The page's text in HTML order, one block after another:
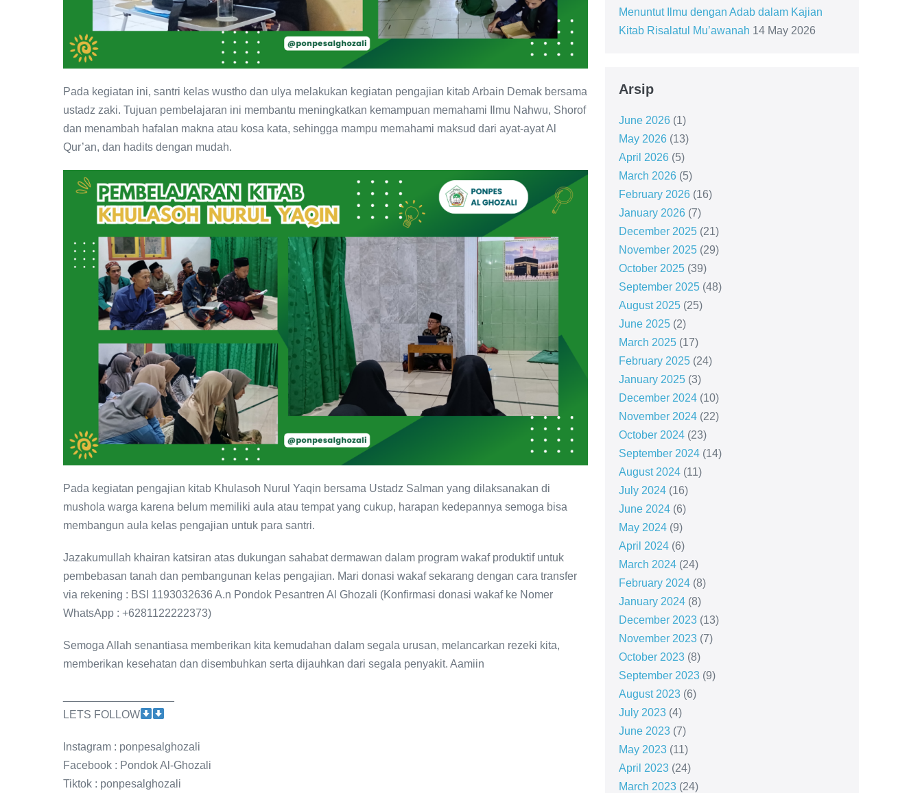
Pada kegiatan ini, santri kelas wustho dan ulya melakukan kegiatan pengajian kitab Arbain Demak bersama
ustadz zaki. Tujuan pembelajaran ini membantu meningkatkan kemampuan memahami Ilmu Nahwu, Shorof
dan menambah hafalan makna atau kosa kata, sehingga mampu memahami maksud dari ayat-ayat Al
Qur’an, dan hadits dengan mudah.
Pada kegiatan pengajian kitab Khulasoh Nurul Yaqin bersama Ustadz Salman yang dilaksanakan di
mushola warga karena belum memiliki aula atau tempat yang cukup, harapan kedepannya semoga bisa
membangun aula kelas pengajian untuk para santri.
Jazakumullah khairan katsiran atas dukungan sahabat dermawan dalam program wakaf produktif untuk
pembebasan tanah dan pembangunan kelas pengajian. Mari donasi wakaf sekarang dengan cara transfer
via rekening : BSI 1193032636 A.n Pondok Pesantren Al Ghozali (Konfirmasi donasi wakaf ke Nomer
WhatsApp : +6281122222373)
Semoga Allah senantiasa memberikan kita kemudahan dalam segala urusan, melancarkan rezeki kita,
memberikan kesehatan dan disembuhkan serta dijauhkan dari segala penyakit. Aamiin
LETS FOLLOW
Instagram : ponpesalghozali
Facebook : Pondok Al-Ghozali
Tiktok : ponpesalghozali
Menuntut Ilmu dengan Adab dalam Kajian
Kitab Risalatul Mu’awanah 14 May 2026
Arsip
June 2026(1)
May 2026(13)
April 2026(5)
March 2026(5)
February 2026(16)
January 2026(7)
December 2025(21)
November 2025(29)
October 2025(39)
September 2025(48)
August 2025(25)
June 2025(2)
March 2025(17)
February 2025(24)
January 2025(3)
December 2024(10)
November 2024(22)
October 2024(23)
September 2024(14)
August 2024(11)
July 2024(16)
June 2024(6)
May 2024(9)
April 2024(6)
March 2024(24)
February 2024(8)
January 2024(8)
December 2023(13)
November 2023(7)
October 2023(8)
September 2023(9)
August 2023(6)
July 2023(4)
June 2023(7)
May 2023(11)
April 2023(24)
March 2023(24)